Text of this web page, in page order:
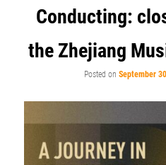
Conducting:
the Zhejiang
Posted on September